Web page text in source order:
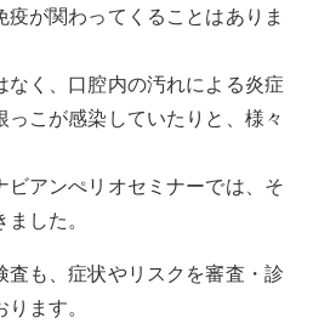
が関わってくることはありま
なく、口腔内の汚れによる炎症
っこが感染していたりと、様々
ビアンぺリオセミナーでは、そ
した。
査も、症状やリスクを審査・診
ます。